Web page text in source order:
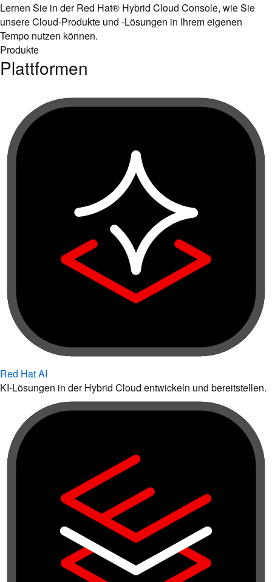
Lernen Sie in der Red Hat® Hybrid Cloud Console, wie Sie
unsere Cloud-Produkte und -Lösungen in Ihrem eigenen
Tempo nutzen können.
Produkte
Plattformen
Red Hat AI
KI-Lösungen in der Hybrid Cloud entwickeln und bereitstellen.